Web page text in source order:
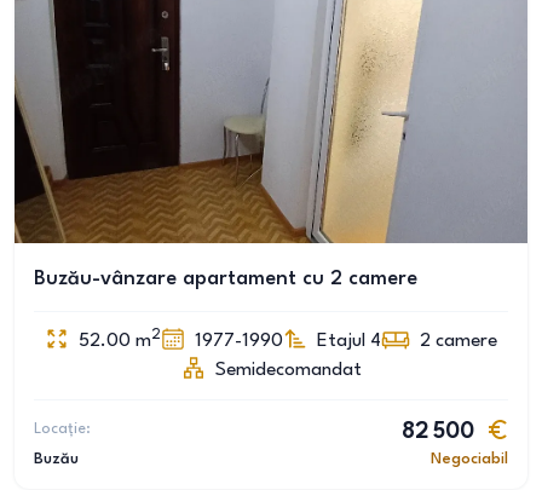
Buzău-vânzare apartament cu 2 camere
52.00 m2 1977-1990 Etajul 4 2 camere
Semidecomandat
Locație:
Buzău
82 500
Negociabil